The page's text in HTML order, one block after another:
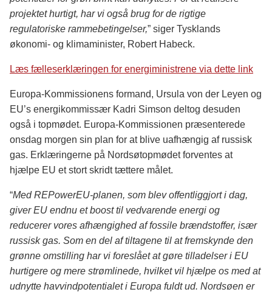
projektet hurtigt, har vi også brug for de rigtige
regulatoriske rammebetingelser,” siger Tysklands
økonomi- og klimaminister, Robert Habeck.
Læs fælleserklæringen for energiministrene via dette link
Europa-Kommissionens formand, Ursula von der Leyen og
EU’s energikommissær Kadri Simson deltog desuden
også i topmødet. Europa-Kommissionen præsenterede
onsdag morgen sin plan for at blive uafhængig af russisk
gas. Erklæringerne på Nordsøtopmødet forventes at
hjælpe EU et stort skridt tættere målet.
“Med REPowerEU-planen, som blev offentliggjort i dag,
giver EU endnu et boost til vedvarende energi og
reducerer vores afhængighed af fossile brændstoffer, især
russisk gas. Som en del af tiltagene til at fremskynde den
grønne omstilling har vi foreslået at gøre tilladelser i EU
hurtigere og mere strømlinede, hvilket vil hjælpe os med at
udnytte havvindpotentialet i Europa fuldt ud. Nordsøen er